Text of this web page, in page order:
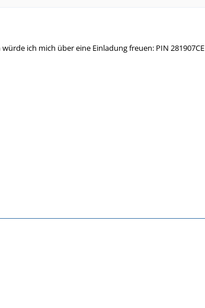
ich mich über eine Einladung freuen: PIN 281907CE